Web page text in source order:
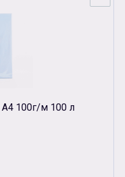
100г/м 100 л